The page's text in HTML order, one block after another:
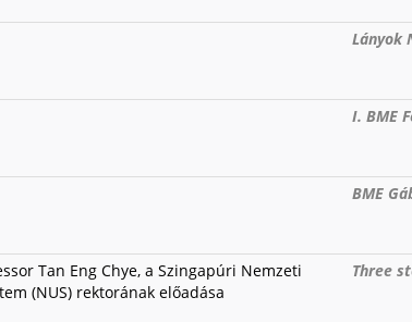
Lányok
I. BME
BME
Tan Eng Chye, a Szingapúri Nemzeti
(NUS) rektorának előadása
Three